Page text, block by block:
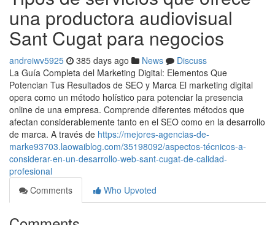
una productora audiovisual
Sant Cugat para negocios
andreiwv5925 385 days ago News
Discuss
La Guía Completa del Marketing Digital: Elementos Que
Potencian Tus Resultados de SEO y Marca El marketing digital
opera como un método holístico para potenciar la presencia
online de una empresa. Comprende diferentes métodos que
afectan considerablemente tanto en el SEO como en la desarrollo
de marca. A través de https://mejores-agencias-de-
marke93703.laowaiblog.com/35198092/aspectos-técnicos-a-
considerar-en-un-desarrollo-web-sant-cugat-de-calidad-
profesional
Comments
Who Upvoted